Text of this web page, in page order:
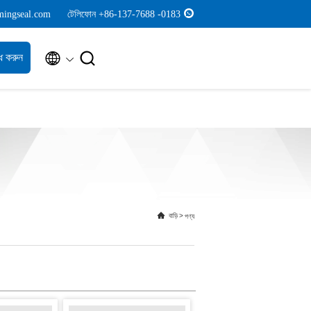
টেলিফোন +86-137-7688 -0183
করুন  
বাড়ি>পণ্য